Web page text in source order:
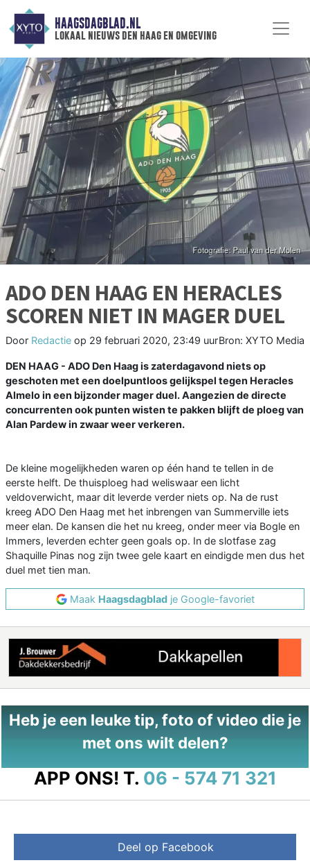
HAAGSDAGBLAD.NL
lokaal nieuws den haag en omgeving
ADO DEN HAAG EN HERACLES
SCOREN NIET IN MAGER DUEL
Door Redactie op 29 februari 2020, 23:49 uurBron: XYTO Media
DEN HAAG - ADO Den Haag is zaterdagavond niets op
geschoten met een doelpuntloos gelijkspel tegen Heracles
Almelo in een bijzonder mager duel. Aangezien de directe
concurrenten ook punten wisten te pakken blijft de ploeg van
Alan Pardew in zwaar weer verkeren.
De kleine mogelijkheden waren op één hand te tellen in de
eerste helft. De thuisploeg had weliswaar een licht
veldoverwicht, maar dit leverde verder niets op. Na de rust
kreeg ADO Den Haag met het inbrengen van Summerville iets
meer elan. De kansen die het nu kreeg, onder meer via Bogle en
Immers, leverden echter geen goals op. In de slotfase zag
Shaquille Pinas nog zijn twee gele kaart en eindigde men dus het
duel met tien man.
Maak Haagsdagbladje Google-favoriet
Heb je een leuke tip, foto of video die je
met ons wilt delen?
APP ONS! T. 06 - 574 71 321
Deel op Facebook